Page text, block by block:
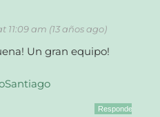
11:09 am (13 años ago)
Un gran equipo!
Responder